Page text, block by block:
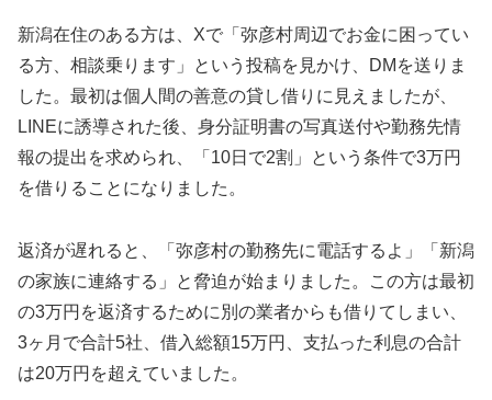
新潟在住のある方は、Xで「弥彦村周辺でお金に困ってい
る方、相談乗ります」という投稿を見かけ、DMを送りま
した。最初は個人間の善意の貸し借りに見えましたが、
LINEに誘導された後、身分証明書の写真送付や勤務先情
報の提出を求められ、「10日で2割」という条件で3万円
を借りることになりました。
返済が遅れると、「弥彦村の勤務先に電話するよ」「新潟
の家族に連絡する」と脅迫が始まりました。この方は最初
の3万円を返済するために別の業者からも借りてしまい、
3ヶ月で合計5社、借入総額15万円、支払った利息の合計
は20万円を超えていました。